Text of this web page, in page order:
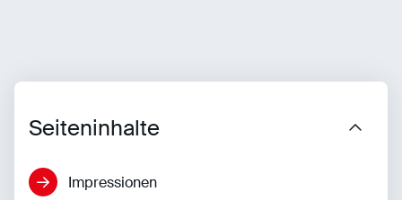
Seiteninhalte
Impressionen